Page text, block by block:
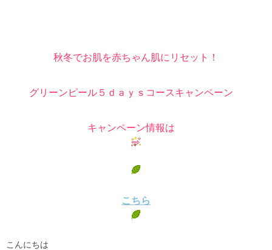
秋冬でお肌を赤ちゃん肌にリセット！
グリーンピール５ｄａｙｓコースキャンペーン
キャンペーン情報は
こちら
こんにちは